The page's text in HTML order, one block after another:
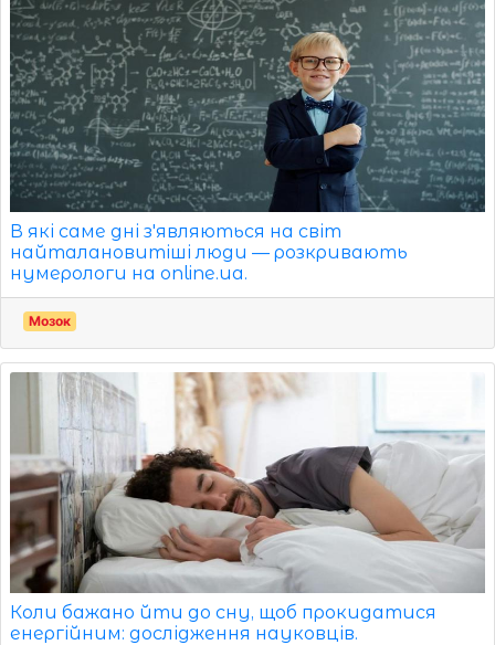
В які саме дні з'являються на світ
найталановитіші люди — розкривають
нумерологи на online.ua.
Мозок
Коли бажано йти до сну, щоб прокидатися
енергійним: дослідження науковців.